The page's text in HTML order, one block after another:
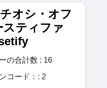
オシ・オフ
スティファ
の合計数 : 16
コード：: 2